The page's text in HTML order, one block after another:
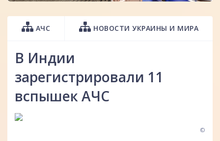
АЧС НОВОСТИ УКРАИНЫ И МИРА
В Индии
зарегистрировали 11
вспышек АЧС
©